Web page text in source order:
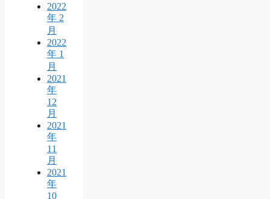
2022
年 2
月
2022
年 1
月
2021
年
12
月
2021
年
11
月
2021
年
10